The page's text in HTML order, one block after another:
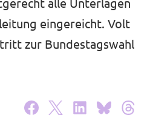
alle Unterlagen
eingereicht. Volt
zur Bundestagswahl